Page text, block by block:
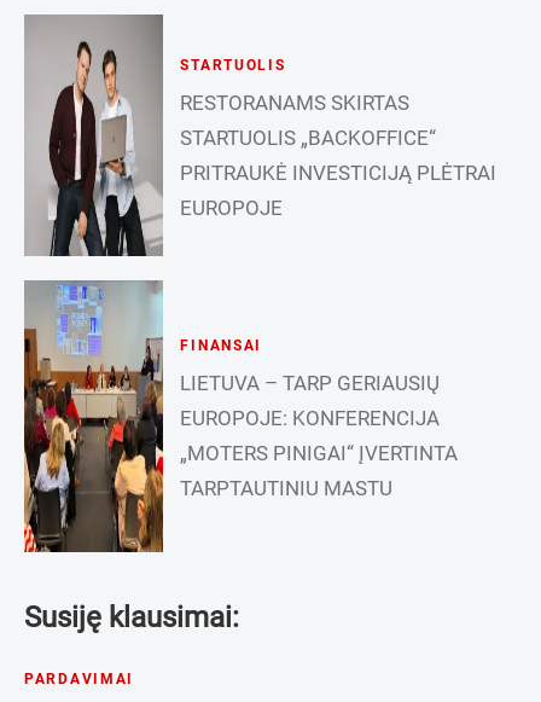
STARTUOLIS
RESTORANAMS SKIRTAS
STARTUOLIS „BACKOFFICE“
PRITRAUKĖ INVESTICIJĄ PLĖTRAI
EUROPOJE
FINANSAI
LIETUVA – TARP GERIAUSIŲ
EUROPOJE: KONFERENCIJA
„MOTERS PINIGAI“ ĮVERTINTA
TARPTAUTINIU MASTU
Susiję klausimai:
PARDAVIMAI